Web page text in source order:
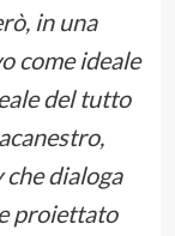
in una
come ideale
del tutto
dialoga
proiettato